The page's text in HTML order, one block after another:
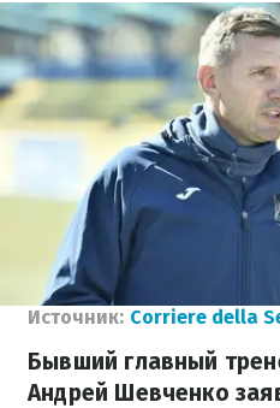
Источник: Corriere della
Бывший главный
Андрей Шевченко